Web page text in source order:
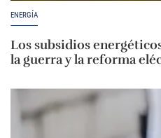
ENERGÍA
Los subsidios
la guerra y la reforma